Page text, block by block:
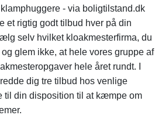
- via boligtilstand.dk
et rigtig godt tilbud hver på din
selv hvilket kloakmesterfirma, du
glem ikke, at hele vores gruppe af
hele året rundt. I
dig tre tilbud hos venlige
til din disposition til at kæmpe om